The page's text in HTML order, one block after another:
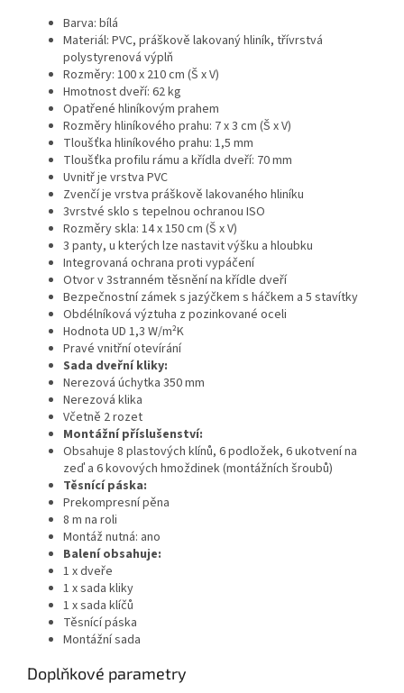
Barva: bílá
Materiál: PVC, práškově lakovaný hliník, třívrstvá
polystyrenová výplň
Rozměry: 100 x 210 cm (Š x V)
Hmotnost dveří: 62 kg
Opatřené hliníkovým prahem
Rozměry hliníkového prahu: 7 x 3 cm (Š x V)
Tloušťka hliníkového prahu: 1,5 mm
Tloušťka profilu rámu a křídla dveří: 70 mm
Uvnitř je vrstva PVC
Zvenčí je vrstva práškově lakovaného hliníku
3vrstvé sklo s tepelnou ochranou ISO
Rozměry skla: 14 x 150 cm (Š x V)
3 panty, u kterých lze nastavit výšku a hloubku
Integrovaná ochrana proti vypáčení
Otvor v 3stranném těsnění na křídle dveří
Bezpečnostní zámek s jazýčkem s háčkem a 5 stavítky
Obdélníková výztuha z pozinkované oceli
Hodnota UD 1,3 W/m²K
Pravé vnitřní otevírání
Sada dveřní kliky:
Nerezová úchytka 350 mm
Nerezová klika
Včetně 2 rozet
Montážní příslušenství:
Obsahuje 8 plastových klínů, 6 podložek, 6 ukotvení na
zeď a 6 kovových hmoždinek (montážních šroubů)
Těsnící páska:
Prekompresní pěna
8 m na roli
Montáž nutná: ano
Balení obsahuje:
1 x dveře
1 x sada kliky
1 x sada klíčů
Těsnící páska
Montážní sada
Doplňkové parametry